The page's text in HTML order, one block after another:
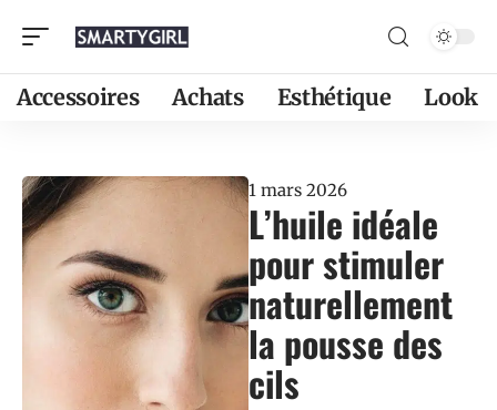
Accessoires Achats Esthétique Look
1 mars 2026
L’huile idéale
pour stimuler
naturellement
la pousse des
cils